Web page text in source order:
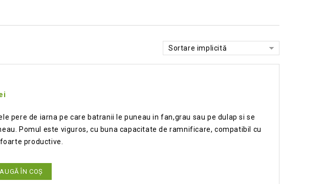
Sortare implicită
pere de iarna pe care batranii le puneau in fan,grau sau pe dulap si se
Pomul este viguros, cu buna capacitate de ramnificare, compatibil cu
productive.
ÎN COȘ